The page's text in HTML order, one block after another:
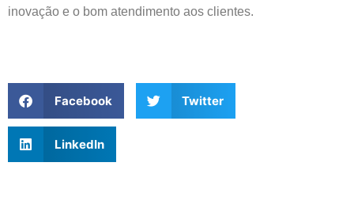
inovação e o bom atendimento aos clientes.
Facebook Twitter
LinkedIn